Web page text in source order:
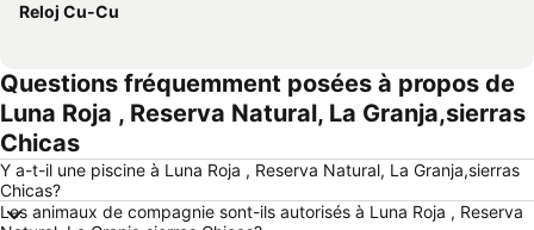
Reloj Cu-Cu
Questions fréquemment posées à propos de
Luna Roja , Reserva Natural, La Granja,sierras
Chicas
Y a-t-il une piscine à Luna Roja , Reserva Natural, La Granja,sierras
Chicas?
Les animaux de compagnie sont-ils autorisés à Luna Roja , Reserva